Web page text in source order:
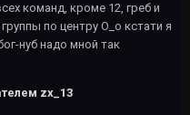
команд, кроме 12, греб и
по центру O_o кстати я
нуб надо мной так
zx_13